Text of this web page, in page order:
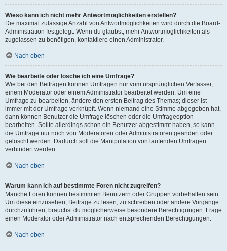
Wieso kann ich nicht mehr Antwortmöglichkeiten erstellen?
Die maximal zulässige Anzahl von Antwortmöglichkeiten wird durch die Board-
Administration festgelegt. Wenn du glaubst, mehr Antwortmöglichkeiten als
zugelassen zu benötigen, kontaktiere einen Administrator.
Nach oben
Wie bearbeite oder lösche ich eine Umfrage?
Wie bei den Beiträgen können Umfragen nur vom ursprünglichen Verfasser,
einem Moderator oder einem Administrator bearbeitet werden. Um eine
Umfrage zu bearbeiten, ändere den ersten Beitrag des Themas; dieser ist
immer mit der Umfrage verknüpft. Wenn niemand eine Stimme abgegeben hat,
dann können Benutzer die Umfrage löschen oder die Umfrageoption
bearbeiten. Sollte allerdings schon ein Benutzer abgestimmt haben, so kann
die Umfrage nur noch von Moderatoren oder Administratoren geändert oder
gelöscht werden. Dadurch soll die Manipulation von laufenden Umfragen
verhindert werden.
Nach oben
Warum kann ich auf bestimmte Foren nicht zugreifen?
Manche Foren können bestimmten Benutzern oder Gruppen vorbehalten sein.
Um diese einzusehen, Beiträge zu lesen, zu schreiben oder andere Vorgänge
durchzuführen, brauchst du möglicherweise besondere Berechtigungen. Frage
einen Moderator oder Administrator nach entsprechenden Berechtigungen.
Nach oben